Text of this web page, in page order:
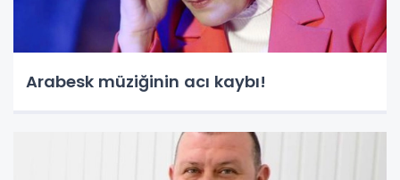
Arabesk müziğinin acı kaybı!